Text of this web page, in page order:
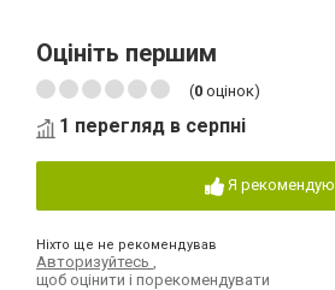
Оцініть першим
(0 оцінок)
1 перегляд в серпні
Я рекомендую
Ніхто ще не рекомендував
Авторизуйтесь
щоб оцінити і порекомендувати